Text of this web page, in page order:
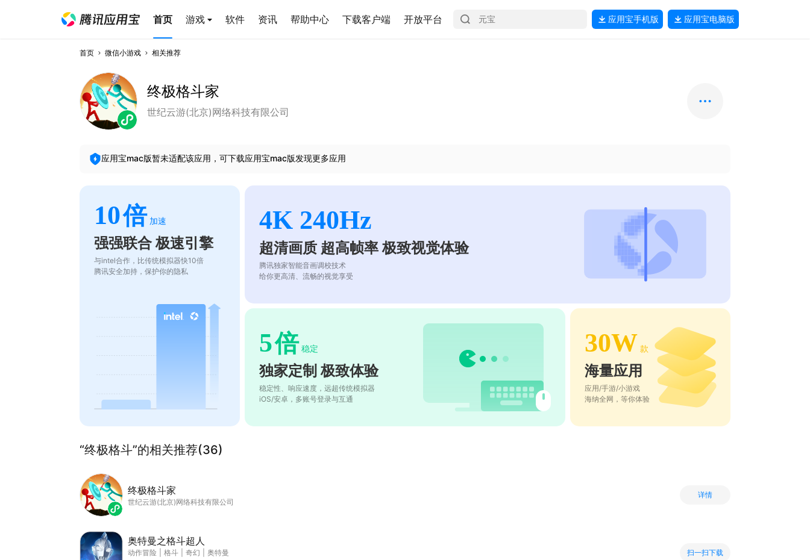
首页 游戏 软件 资讯 帮助中心 下载客户端 开放平台 应用宝手机版 应用宝电脑版
首页 微信小游戏 相关推荐
终极格斗家
世纪云游(北京)网络科技有限公司
应用宝mac版暂未适配该应用，可下载应用宝mac版发现更多应用
10倍 加速
强强联合 极速引擎
与intel合作，比传统模拟器快10倍
腾讯安全加持，保护你的隐私
4K 240Hz
超清画质 超高帧率 极致视觉体验
腾讯独家智能音画调校技术
给你更高清、流畅的视觉享受
5倍 稳定
独家定制 极致体验
稳定性、响应速度，远超传统模拟器
iOS/安卓，多账号登录与互通
30W 款
海量应用
应用/手游/小游戏
海纳全网，等你体验
“终极格斗”的相关推荐(36)
终极格斗家
世纪云游(北京)网络科技有限公司
详情
奥特曼之格斗超人
动作冒险 格斗 奇幻
奥特曼
扫一扫下载